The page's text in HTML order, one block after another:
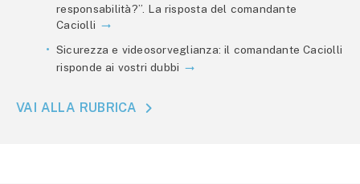
responsabilità?”. La risposta del comandante
Caciolli
Sicurezza e videosorveglianza: il comandante Caciolli
risponde ai vostri dubbi
VAI ALLA RUBRICA